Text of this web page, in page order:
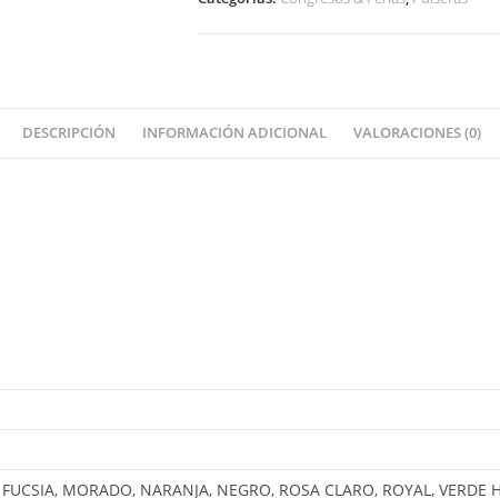
DESCRIPCIÓN INFORMACIÓN ADICIONAL VALORACIONES (0)
MORADO, NARANJA, NEGRO, ROSA CLARO, ROYAL, VERDE